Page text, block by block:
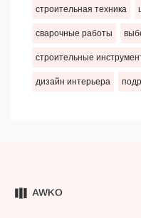
строительная техника
сварочные работы
строительные
дизайн интерьера